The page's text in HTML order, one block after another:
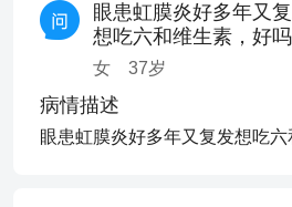
眼患虹膜炎好多年又
想吃六和维生素，好吗
女 37岁
病情描述
眼患虹膜炎好多年又复发想吃六